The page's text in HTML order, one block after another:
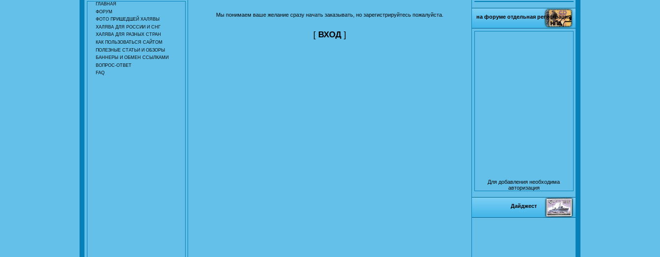
ГЛАВНАЯ
ФОРУМ
ФОТО ПРИШЕДШЕЙ ХАЛЯВЫ
ХАЛЯВА ДЛЯ РОССИИ И СНГ
ХАЛЯВА ДЛЯ РАЗНЫХ СТРАН
КАК ПОЛЬЗОВАТЬСЯ САЙТОМ
ПОЛЕЗНЫЕ СТАТЬИ И ОБЗОРЫ
БАННЕРЫ И ОБМЕН ССЫЛКАМИ
ВОПРОС-ОТВЕТ
FAQ
Мы понимаем ваше желание сразу начать заказывать, но зарегистрируйтесь пожалуйста.
[ ВХОД ]
на форуме отдельная регистрация
Для добавления необходима
авторизация
Дайджест